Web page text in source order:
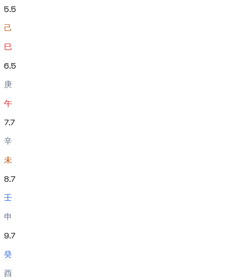
5.5
己
巳
6.5
庚
午
7.7
辛
未
8.7
壬
申
9.7
癸
酉